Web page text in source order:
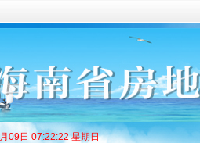
09日 07:22:23 星期日